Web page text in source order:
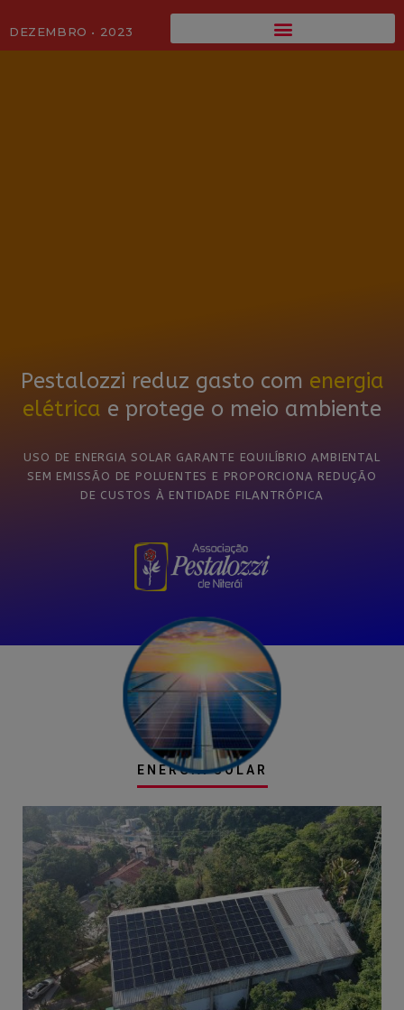
DEZEMBRO • 2023
Pestalozzi reduz gasto com energia
elétrica e protege o meio ambiente
USO DE ENERGIA SOLAR GARANTE EQUILÍBRIO AMBIENTAL
SEM EMISSÃO DE POLUENTES E PROPORCIONA REDUÇÃO
DE CUSTOS À ENTIDADE FILANTRÓPICA
ENERGIA SOLAR